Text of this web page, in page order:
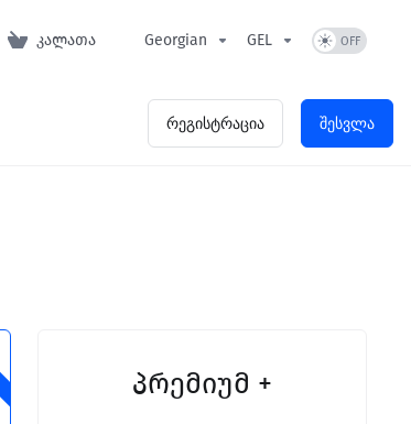
კალათა Georgian GEL
რეგისტრაცია შესვლა
პრემიუმ +